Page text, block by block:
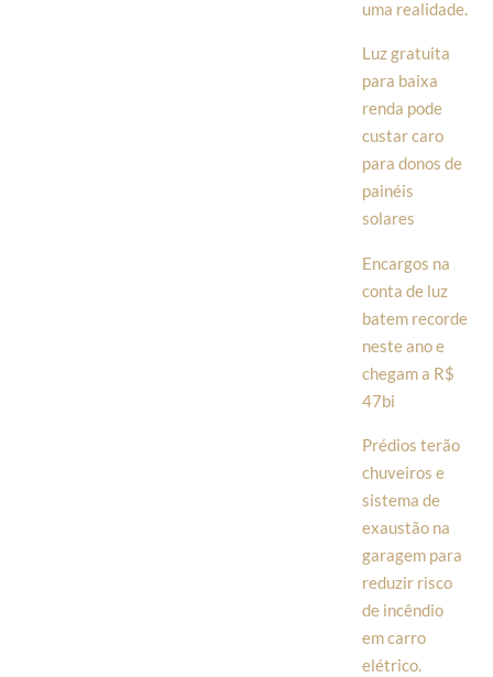
uma realidade.
Luz gratuita
para baixa
renda pode
custar caro
para donos de
painéis
solares
Encargos na
conta de luz
batem recorde
neste ano e
chegam a R$
47bi
Prédios terão
chuveiros e
sistema de
exaustão na
garagem para
reduzir risco
de incêndio
em carro
elétrico.